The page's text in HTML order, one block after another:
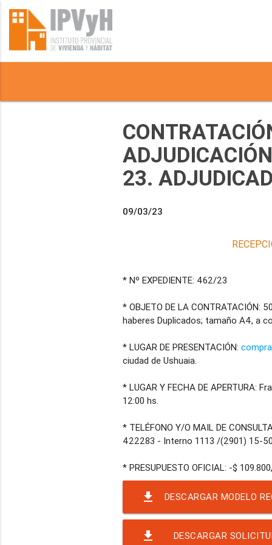
23.
09/03/23
* Nº EXPEDIENTE: 462/23
* OBJETO DE LA CONTRATACIÓN:
haberes Duplicados; tamaño A4, a
* LUGAR DE PRESENTACIÓN:
ciudad de Ushuaia.
* LUGAR Y FECHA DE APERTURA:
12:00 hs.
* TELÉFONO Y/O MAIL DE
422283 - Interno 1113 /(2901) 15-
file_download DESCARGAR MODELO
file_download DESCARGAR